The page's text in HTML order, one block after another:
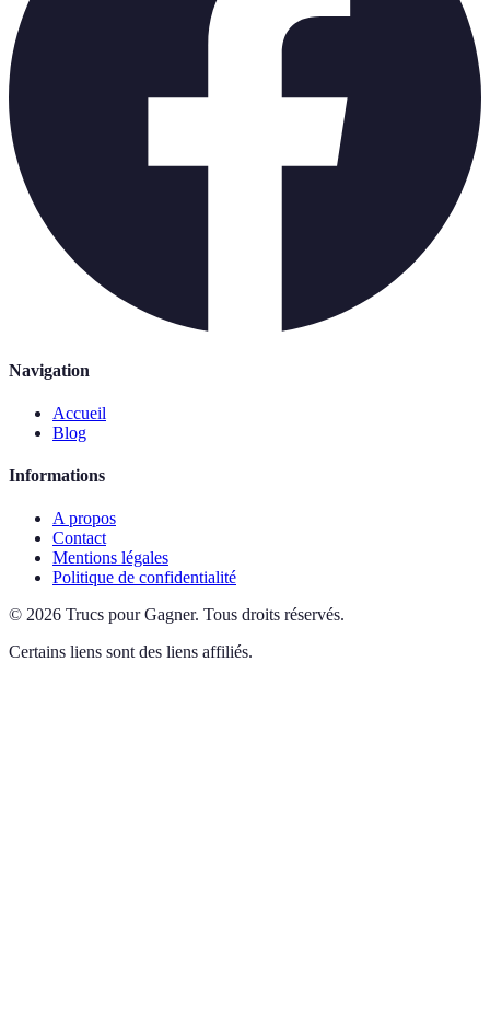
Navigation
Accueil
Blog
Informations
A propos
Contact
Mentions légales
Politique de confidentialité
© 2026 Trucs pour Gagner. Tous droits réservés.
Certains liens sont des liens affiliés.